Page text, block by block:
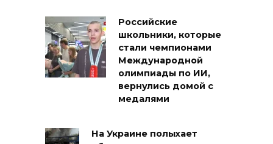
Российские
школьники, которые
стали чемпионами
Международной
олимпиады по ИИ,
вернулись домой с
медалями
На Украине полыхает